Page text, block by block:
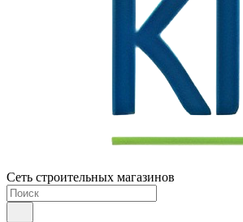
Сеть строительных магазинов